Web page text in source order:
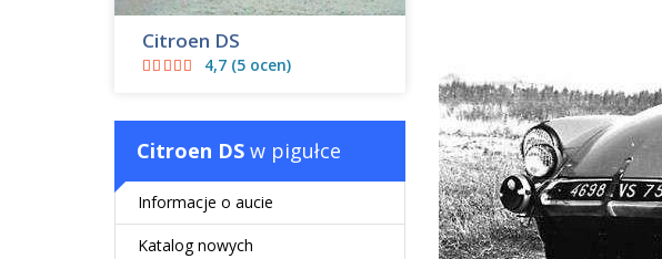
Citroen DS
4,7 (5 ocen)
Citroen DS w pigułce
Informacje o aucie
Katalog nowych